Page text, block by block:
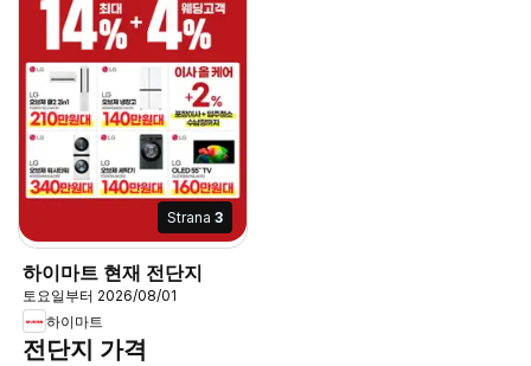
Strana 3
하이마트 현재 전단지
토요일부터 2026/08/01
하이마트
전단지 가격